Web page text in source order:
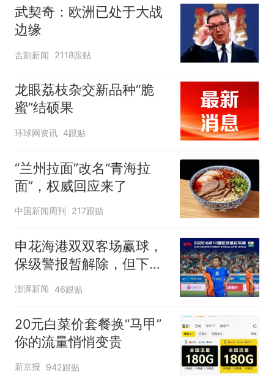
武契奇：欧洲已处于大战
边缘
吉刻新闻 2118跟贴
龙眼荔枝杂交新品种“脆
蜜”结硕果
环球网资讯 4跟贴
“兰州拉面”改名“青海拉
面”，权威回应来了
中国新闻周刊 217跟贴
申花海港双双客场赢球，
保级警报暂解除，但下一
轮才是生死战
澎湃新闻 46跟贴
20元白菜价套餐换“马甲”
你的流量悄悄变贵
新京报 942跟贴